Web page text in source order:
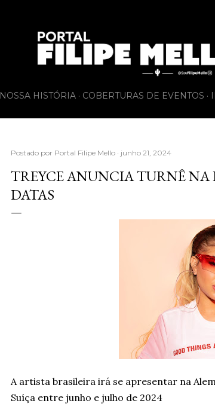
NOSSA HISTÓRIA COBERTURAS DE EVENTOS
Postado por Portal Filipe Mello junho 21, 2024
TREYCE ANUNCIA TURNÊ NA
DATAS
A artista brasileira irá se apresentar na
Suíça entre junho e julho de 2024